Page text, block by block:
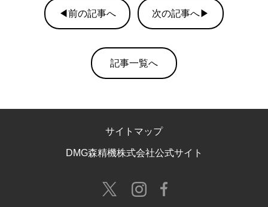
◀前の記事へ 次の記事へ▶
記事一覧へ
サイトマップ
DMG森精機株式会社公式サイト